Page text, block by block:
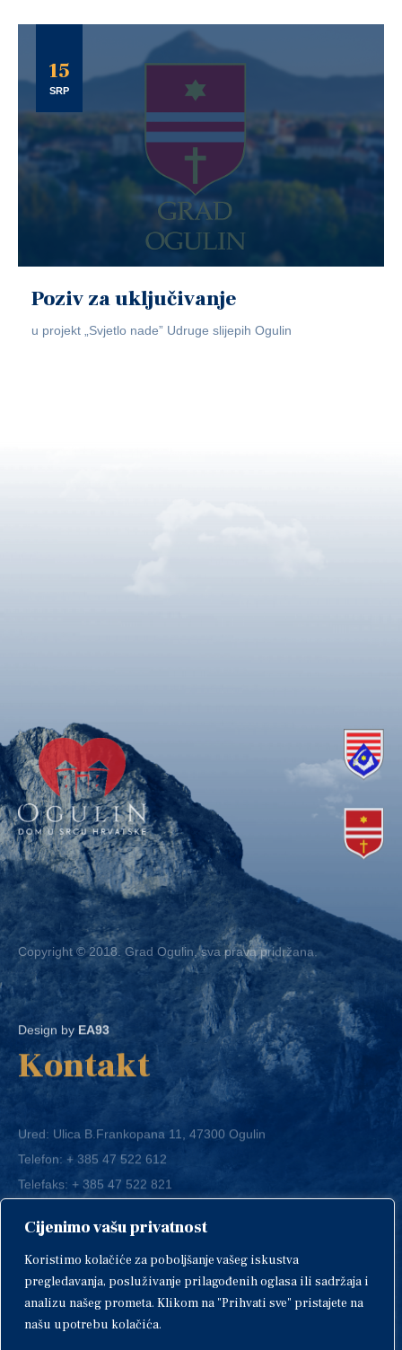
Cijenimo vašu privatnost
Koristimo kolačiće za poboljšanje vašeg iskustva
pregledavanja, posluživanje prilagođenih oglasa ili sadržaja i
analizu našeg prometa. Klikom na "Prihvati sve" pristajete na
našu upotrebu kolačića.
15
SRP
Poziv za uključivanje
u projekt „Svjetlo nade” Udruge slijepih Ogulin
Copyright © 2018. Grad Ogulin, sva prava pridržana.
Design by EA93
Kontakt
Ured: Ulica B.Frankopana 11, 47300 Ogulin
Telefon:+ 385 47 522 612
Telefaks:+ 385 47 522 821
E-mail:grad-ogulin@ogulin.hr
IBAN: HR1424020061829700009